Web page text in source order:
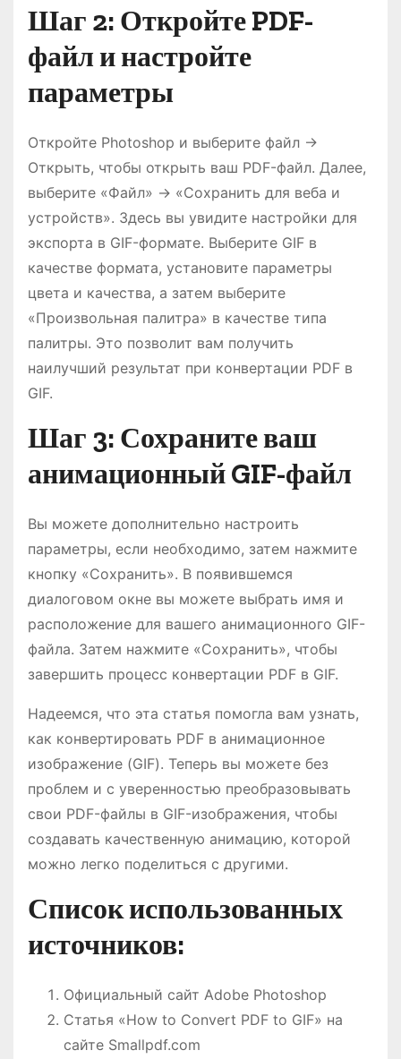
Шаг 2: Откройте PDF-
файл и настройте
параметры
Откройте Photoshop и выберите файл ->
Открыть, чтобы открыть ваш PDF-файл. Далее,
выберите «Файл» -> «Сохранить для веба и
устройств». Здесь вы увидите настройки для
экспорта в GIF-формате. Выберите GIF в
качестве формата, установите параметры
цвета и качества, а затем выберите
«Произвольная палитра» в качестве типа
палитры. Это позволит вам получить
наилучший результат при конвертации PDF в
GIF.
Шаг 3: Сохраните ваш
анимационный GIF-файл
Вы можете дополнительно настроить
параметры, если необходимо, затем нажмите
кнопку «Сохранить». В появившемся
диалоговом окне вы можете выбрать имя и
расположение для вашего анимационного GIF-
файла. Затем нажмите «Сохранить», чтобы
завершить процесс конвертации PDF в GIF.
Надеемся, что эта статья помогла вам узнать,
как конвертировать PDF в анимационное
изображение (GIF). Теперь вы можете без
проблем и с уверенностью преобразовывать
свои PDF-файлы в GIF-изображения, чтобы
создавать качественную анимацию, которой
можно легко поделиться с другими.
Список использованных
источников:
Официальный сайт Adobe Photoshop
Статья «How to Convert PDF to GIF» на
сайте Smallpdf.com